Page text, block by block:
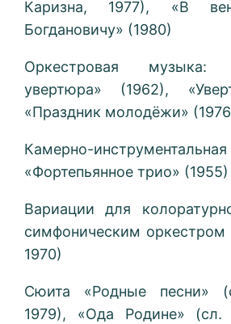
Каризна, 1977), «В
Богдановичу» (1980)
Оркестровая музыка:
увертюра» (1962),
«Праздник молодёжи»
Камерно-
«Фортепьянное трио» (1955)
Вариации для
симфоническим оркестром
1970)
Сюита «Родные песни»
1979), «Ода Родине» (сл.